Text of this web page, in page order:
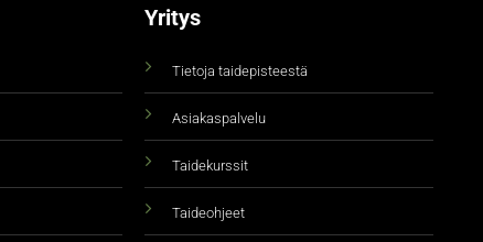
Yritys
Tietoja taidepisteestä
Asiakaspalvelu
Taidekurssit
Taideohjeet